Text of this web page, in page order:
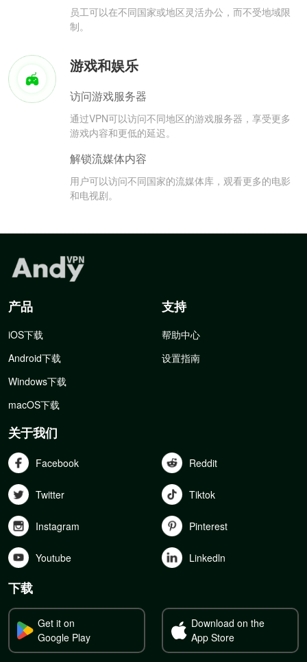
员工可以在不同国家或地区灵活办公，而不受地域限
制。
游戏和娱乐
访问游戏服务器
通过VPN可以访问不同地区的游戏服务器，享受更多
游戏内容和更低的延迟。
解锁流媒体内容
用户可以访问不同国家的流媒体库，观看更多的电影
和电视剧。
产品
iOS下载
Android下载
Windows下载
macOS下载
支持
帮助中心
设置指南
关于我们
Facebook Reddit
Twitter Tiktok
Instagram Pinterest
Youtube Linkedln
下载
Get it on
Google Play
Download on the
App Store